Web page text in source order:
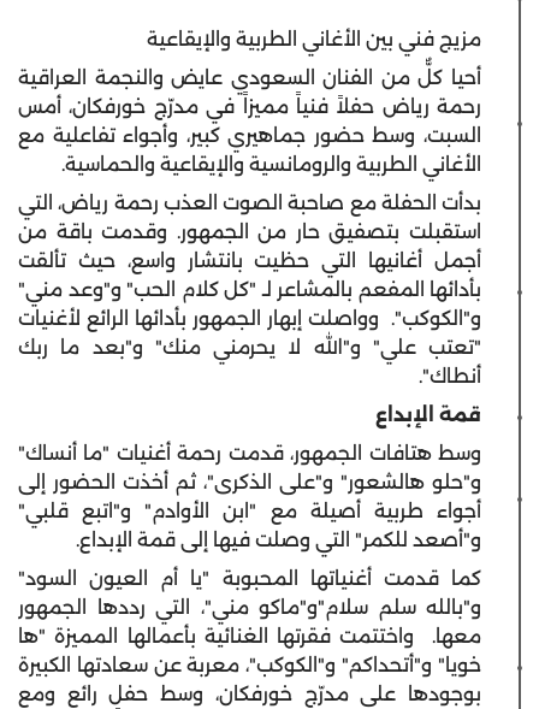
مزيج فني بين الأغاني الطربية والإيقاعية
أحيا كلٌّ من الفنان السعودي عايض والنجمة العراقية
رحمة رياض حفلاً فنياً مميزاً في مدرّج خورفكان، أمس
السبت، وسط حضور جماهيري كبير، وأجواء تفاعلية مع
الأغاني الطربية والرومانسية والإيقاعية والحماسية.
بدأت الحفلة مع صاحبة الصوت العذب رحمة رياض، التي
استقبلت بتصفيق حار من الجمهور. وقدمت باقة من
أجمل أغانيها التي حظيت بانتشار واسع، حيث تألقت
بأدائها المفعم بالمشاعر لـ "كل كلام الحب" و"وعد مني"
و"الكوكب". وواصلت إبهار الجمهور بأدائها الرائع لأغنيات
"تعتب علي" و"الله لا يحرمني منك" و"بعد ما ربك
أنطاك".
قمة الإبداع
وسط هتافات الجمهور، قدمت رحمة أغنيات "ما أنساك"
و"حلو هالشعور" و"على الذكرى"، ثم أخذت الحضور إلى
أجواء طربية أصيلة مع "ابن الأوادم" و"اتبع قلبي"
و"أصعد للكمر" التي وصلت فيها إلى قمة الإبداع.
كما قدمت أغنياتها المحبوبة "يا أم العيون السود"
و"بالله سلم سلام"و"ماكو مني"، التي رددها الجمهور
معها. واختتمت فقرتها الغنائية بأعمالها المميزة "ها
خويا" و"أتحداكم" و"الكوكب"، معربة عن سعادتها الكبيرة
بوجودها على مدرّج خورفكان، وسط حفل رائع ومع